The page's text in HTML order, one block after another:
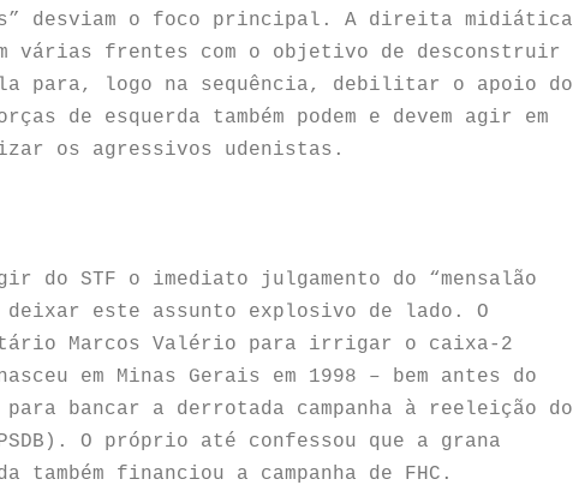
desviam o foco principal. A direita midiática
várias frentes com o objetivo de desconstruir
para, logo na sequência, debilitar o apoio do
de esquerda também podem e devem agir em
os agressivos udenistas.
do STF o imediato julgamento do “mensalão
este assunto explosivo de lado. O
Marcos Valério para irrigar o caixa-2
em Minas Gerais em 1998 – bem antes do
bancar a derrotada campanha à reeleição do
O próprio até confessou que a grana
também financiou a campanha de FHC.